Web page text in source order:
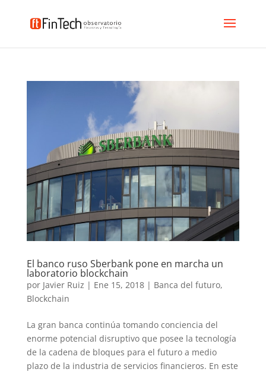
El banco ruso Sberbank pone en marcha un
laboratorio blockchain
por Javier Ruiz | Ene 15, 2018| Banca del futuro,
Blockchain
La gran banca continúa tomando conciencia del
enorme potencial disruptivo que posee la tecnología
de la cadena de bloques para el futuro a medio
plazo de la industria de servicios financieros. En este